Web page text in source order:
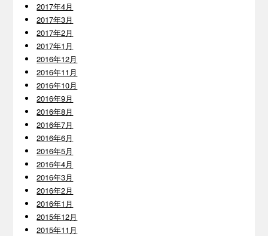
2017年4月
2017年3月
2017年2月
2017年1月
2016年12月
2016年11月
2016年10月
2016年9月
2016年8月
2016年7月
2016年6月
2016年5月
2016年4月
2016年3月
2016年2月
2016年1月
2015年12月
2015年11月